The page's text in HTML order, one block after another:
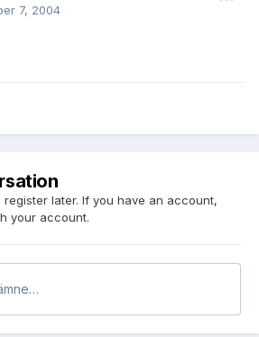
7, 2004
later. If you have an account,
your account.